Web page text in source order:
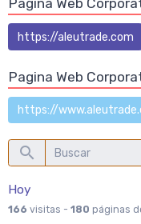
Pagina Web
https://aleutrade.com
Pagina Web
https://
Hoy
166 visitas - 180 páginas